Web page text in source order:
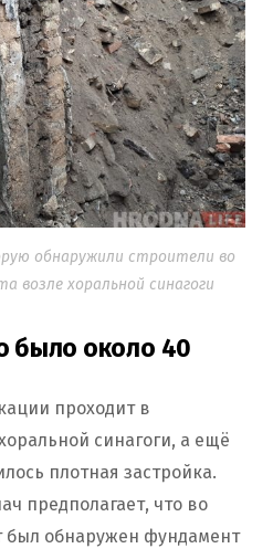
обнаружили строители во
возле хоральной синагоги
было около 40
проходит в
синагоги, а ещё
плотная застройка.
предполагает, что во
был обнаружен фундамент